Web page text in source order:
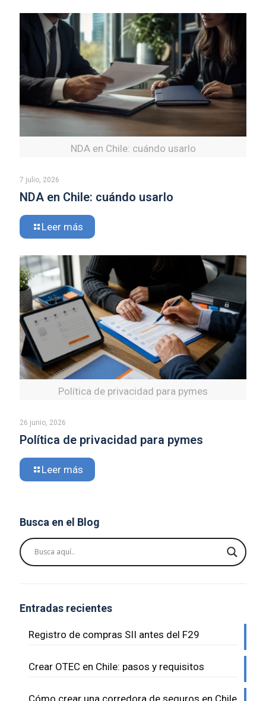
NDA en Chile: cuándo usarlo
7 julio, 2026
NDA en Chile: cuándo usarlo
Leer más
Política de privacidad para pymes
26 junio, 2026
Política de privacidad para pymes
Leer más
Busca en el Blog
Entradas recientes
Registro de compras SII antes del F29
Crear OTEC en Chile: pasos y requisitos
Cómo crear una corredora de seguros en Chile